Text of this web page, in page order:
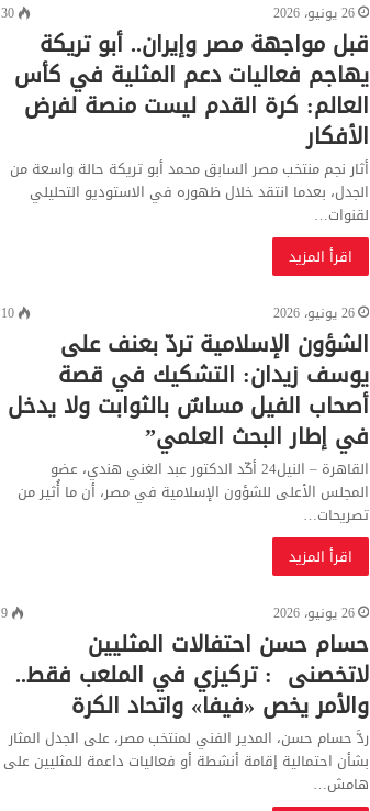
26 يونيو، 2026 30
قبل مواجهة مصر وإيران.. أبو تريكة
يهاجم فعاليات دعم المثلية في كأس
العالم: كرة القدم ليست منصة لفرض
الأفكار
أثار نجم منتخب مصر السابق محمد أبو تريكة حالة واسعة من
الجدل، بعدما انتقد خلال ظهوره في الاستوديو التحليلي
لقنوات…
اقرأ المزيد
26 يونيو، 2026 10
الشؤون الإسلامية تردّ بعنف على
يوسف زيدان: التشكيك في قصة
أصحاب الفيل مساسٌ بالثوابت ولا يدخل
في إطار البحث العلمي”
القاهرة – النيل24 أكّد الدكتور عبد الغني هندي، عضو
المجلس الأعلى للشؤون الإسلامية في مصر، أن ما أُثير من
تصريحات…
اقرأ المزيد
26 يونيو، 2026 9
حسام حسن احتفالات المثليين
لاتخصنى : تركيزي في الملعب فقط..
والأمر يخص «فيفا» واتحاد الكرة
ردَّ حسام حسن، المدير الفني لمنتخب مصر، على الجدل المثار
بشأن احتمالية إقامة أنشطة أو فعاليات داعمة للمثليين على
هامش…